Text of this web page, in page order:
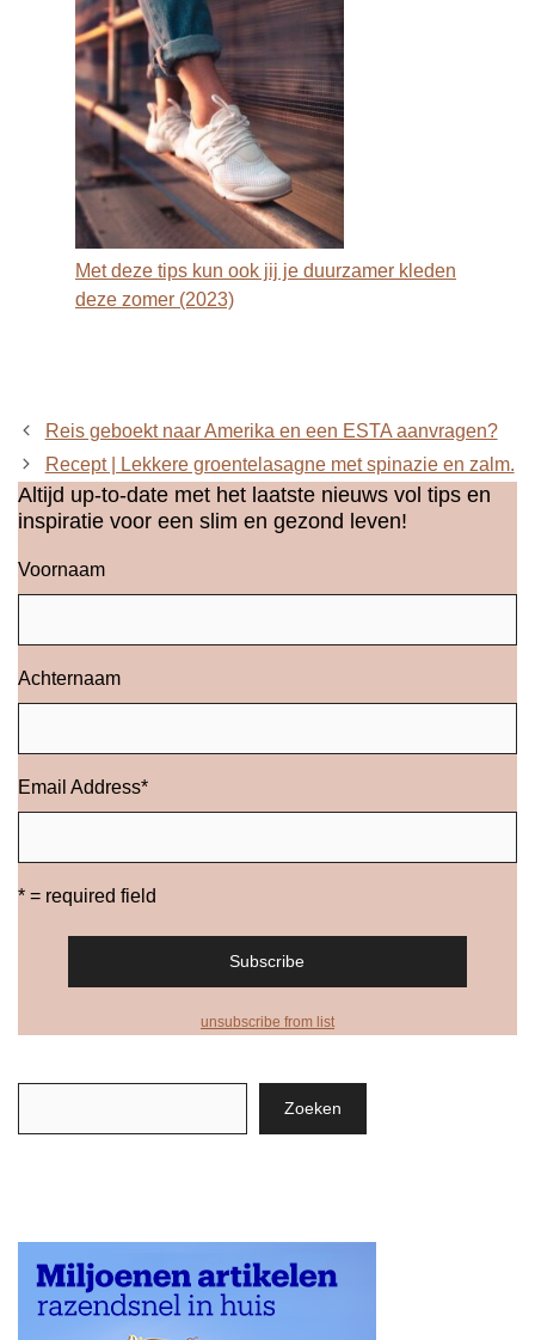
Met deze tips kun ook jij je duurzamer kleden
deze zomer (2023)
Reis geboekt naar Amerika en een ESTA aanvragen?
Recept | Lekkere groentelasagne met spinazie en zalm.
Altijd up-to-date met het laatste nieuws vol tips en
inspiratie voor een slim en gezond leven!
Voornaam
Achternaam
Email Address*
* = required field
unsubscribe from list
Zoeken